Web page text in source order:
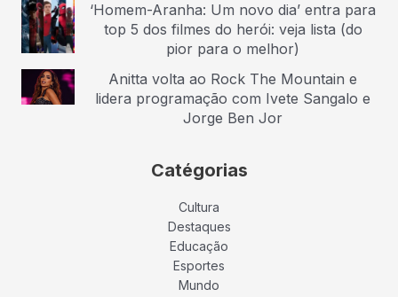
‘Homem-Aranha: Um novo dia’ entra para
top 5 dos filmes do herói: veja lista (do
pior para o melhor)
Anitta volta ao Rock The Mountain e
lidera programação com Ivete Sangalo e
Jorge Ben Jor
Catégorias
Cultura
Destaques
Educação
Esportes
Mundo